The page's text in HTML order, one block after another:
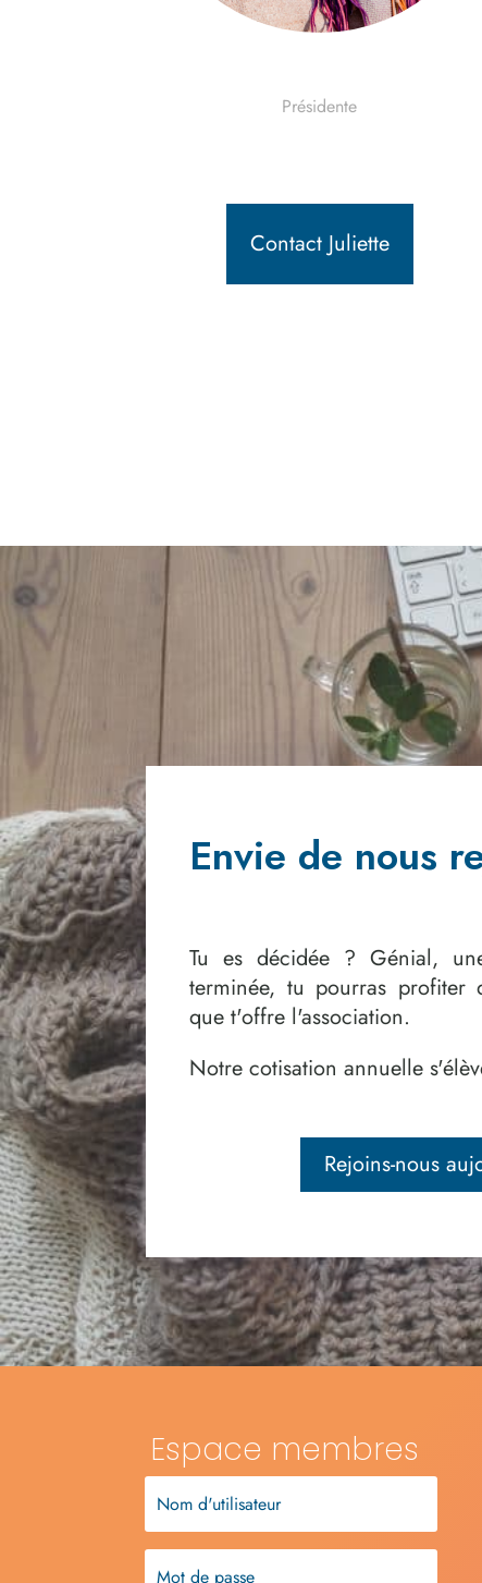
Présidente
Contact Juliette
Envie de nous
Tu es décidée ? Génial,
terminée, tu pourras profiter
que t'offre l'association.
Notre cotisation annuelle
Rejoins-nous
Espace membres